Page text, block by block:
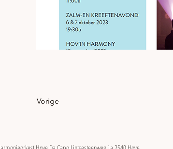
Vorige